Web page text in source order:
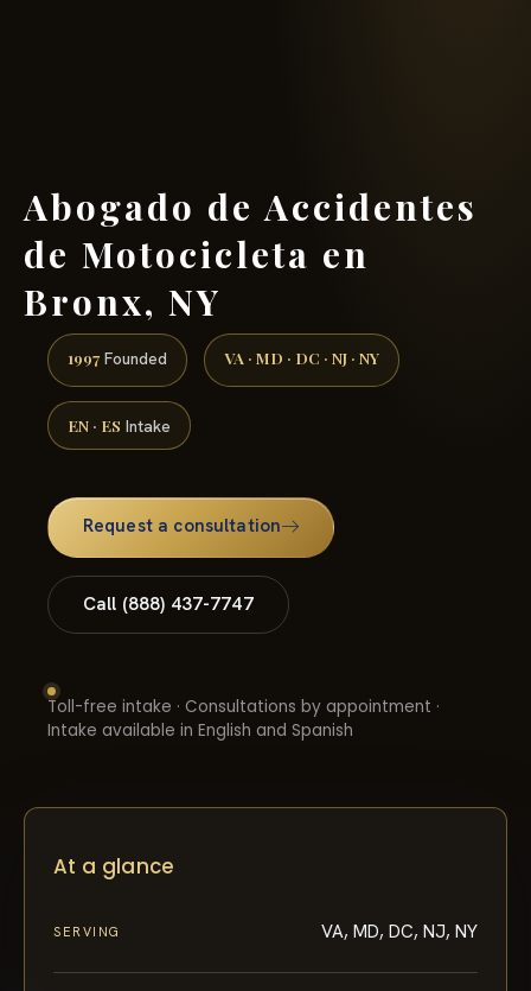
Abogado de Accidentes
de Motocicleta en
Bronx, NY
1997 Founded VA · MD · DC · NJ · NY
EN · ES Intake
Request a consultation
Call (888) 437-7747
Toll-free intake · Consultations by appointment ·
Intake available in English and Spanish
At a glance
SERVING VA, MD, DC, NJ, NY